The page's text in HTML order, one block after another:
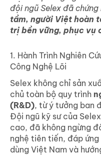
đội ngũ Selex đã chứng
tầm, người Việt hoàn
trị bền vững, phục vụ
1. Hành Trình Nghiên
Công Nghệ Lõi
Selex không chỉ sản
chủ toàn bộ quy trình
(R&D), từ ý tưởng ban
Đội ngũ kỹ sư của
cao, đã không ngừng
nghệ tiên tiến, đáp
dùng Việt Nam và